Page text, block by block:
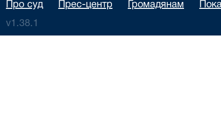
Про суд Прес-центр Громадянам
v1.38.1